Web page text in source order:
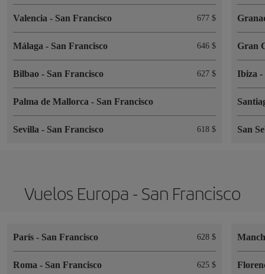
Valencia - San Francisco 677 $
Málaga - San Francisco 646 $
Bilbao - San Francisco 627 $
Palma de Mallorca - San Francisco
Sevilla - San Francisco 618 $
Gran
Ibiza-
San
Vuelos Europa - San Francisco
París - San Francisco 628 $
Roma - San Francisco 625 $